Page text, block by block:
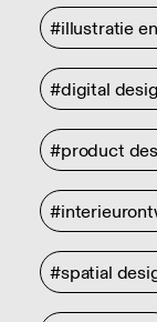
#illustratie
#digital
#product
#spatial